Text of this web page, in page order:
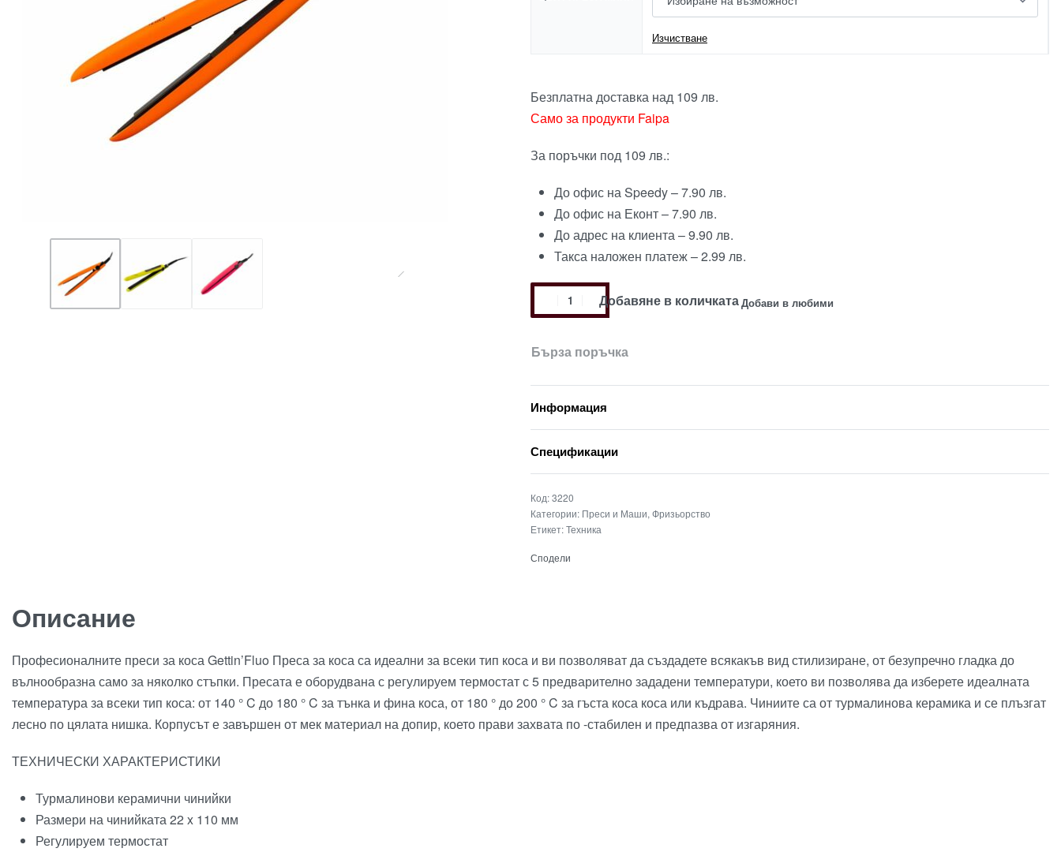
Изчистване
Безплатна доставка над 109 лв.
Само за продукти Faipa
За поръчки под 109 лв.:
До офис на Speedy – 7.90 лв.
До офис на Еконт – 7.90 лв.
До адрес на клиента – 9.90 лв.
Такса наложен платеж – 2.99 лв.
Добавяне в количкатаДобави в любими
Бърза поръчка
Информация
Спецификации
3220
Категории: Преси и Маши, Фризьорство
Етикет:Техника
Сподели
Описание
Професионалните преси за коса Gettin’Fluo Преса за коса са идеални за всеки тип коса и ви позволяват да създадете всякакъв вид стилизиране, от безупречно гладка до
вълнообразна само за няколко стъпки. Пресата е оборудвана с регулируем термостат с 5 предварително зададени температури, което ви позволява да изберете идеалната
температура за всеки тип коса: от 140 ° C до 180 ° C за тънка и фина коса, от 180 ° до 200 ° C за гъста коса коса или къдрава. Чиниите са от турмалинова керамика и се плъзгат
лесно по цялата нишка. Корпусът е завършен от мек материал на допир, което прави захвата по -стабилен и предпазва от изгаряния.
ТЕХНИЧЕСКИ ХАРАКТЕРИСТИКИ
Турмалинови керамични чинийки
Размери на чинийката 22 x 110 мм
Регулируем термостат